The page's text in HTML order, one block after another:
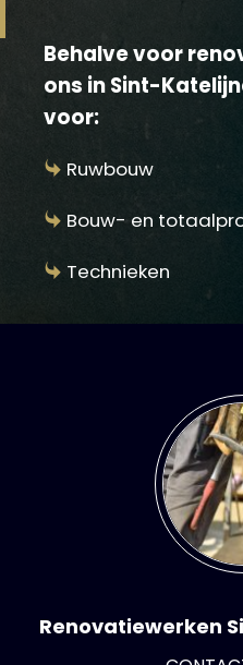
Behalve voor
ons in Sint-
voor:
Ruwbouw
Bouw- en
Technieken
Renovatiewerken